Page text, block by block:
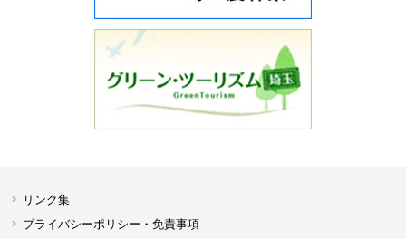
リンク集
プライバシーポリシー・免責事項